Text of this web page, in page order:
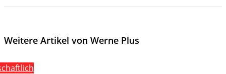
Weitere Artikel von Werne Plus